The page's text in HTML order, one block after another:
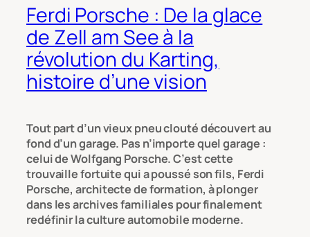
Ferdi Porsche : De la glace
de Zell am See à la
révolution du Karting,
histoire d’une vision
Tout part d’un vieux pneu clouté découvert au
fond d’un garage. Pas n’importe quel garage :
celui de Wolfgang Porsche. C’est cette
trouvaille fortuite qui a poussé son fils, Ferdi
Porsche, architecte de formation, à plonger
dans les archives familiales pour finalement
redéfinir la culture automobile moderne.